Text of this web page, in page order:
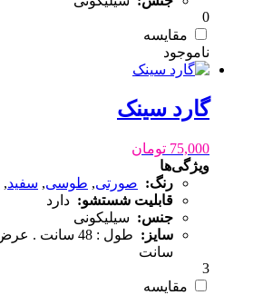
0
مقایسه
گارد سینک
75,000 تومان
ویژگی‌ها
رنگ: صورتی, طوسی, سفید,
قابلیت شستشو: دارد
جنس: سیلیکونی
سایز:
سانت
3
مقایسه